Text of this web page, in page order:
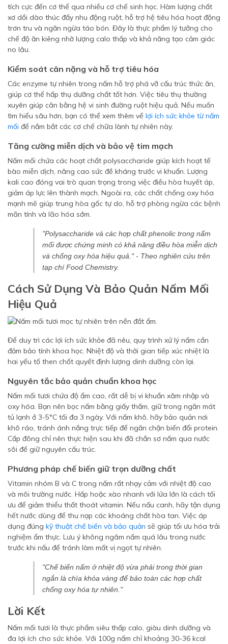
tích cực đến cơ thể qua nhiều cơ chế sinh học. Hàm lượng chất
xơ dồi dào thúc đẩy nhu động ruột, hỗ trợ hệ tiêu hóa hoạt động
trơn tru và ngăn ngừa táo bón. Đây là thực phẩm lý tưởng cho
chế độ ăn kiêng nhờ lượng calo thấp và khả năng tạo cảm giác
no lâu.
Kiểm soát cân nặng và hỗ trợ tiêu hóa
Các enzyme tự nhiên trong nấm hỗ trợ phá vỡ cấu trúc thức ăn,
giúp cơ thể hấp thụ dưỡng chất tốt hơn. Việc tiêu thụ thường
xuyên giúp cân bằng hệ vi sinh đường ruột hiệu quả. Nếu muốn
tìm hiểu sâu hơn, bạn có thể xem thêm về lợi ích sức khỏe từ nấm
mối để nắm bắt các cơ chế chữa lành tự nhiên này.
Tăng cường miễn dịch và bảo vệ tim mạch
Nấm mối chứa các hoạt chất polysaccharide giúp kích hoạt tế
bào miễn dịch, nâng cao sức đề kháng trước vi khuẩn. Lượng
kali cao đóng vai trò quan trọng trong việc điều hòa huyết áp,
giảm áp lực lên thành mạch. Ngoài ra, các chất chống oxy hóa
mạnh mẽ giúp trung hòa gốc tự do, hỗ trợ phòng ngừa các bệnh
mãn tính và lão hóa sớm.
"Polysaccharide và các hợp chất phenolic trong nấm
mối được chứng minh có khả năng điều hòa miễn dịch
và chống oxy hóa hiệu quả." - Theo nghiên cứu trên
tạp chíFood Chemistry.
Cách Sử Dụng Và Bảo Quản Nấm Mối
Hiệu Quả
Để duy trì các lợi ích sức khỏe đã nêu, quy trình xử lý nấm cần
đảm bảo tính khoa học. Nhiệt độ và thời gian tiếp xúc nhiệt là
hai yếu tố then chốt quyết định lượng dinh dưỡng còn lại.
Nguyên tắc bảo quản chuẩn khoa học
Nấm mối tươi chứa độ ẩm cao, rất dễ bị vi khuẩn xâm nhập và
oxy hóa. Bạn nên bọc nấm bằng giấy thấm, giữ trong ngăn mát
tủ lạnh ở 3-5°C tối đa 3 ngày. Với nấm khô, hãy bảo quản nơi
khô ráo, tránh ánh nắng trực tiếp để ngăn chặn biến đổi protein.
Cấp đông chỉ nên thực hiện sau khi đã chần sơ nấm qua nước
sôi để giữ nguyên cấu trúc.
Phương pháp chế biến giữ trọn dưỡng chất
Vitamin nhóm B và C trong nấm rất nhạy cảm với nhiệt độ cao
và môi trường nước. Hấp hoặc xào nhanh với lửa lớn là cách tối
ưu để giảm thiểu thất thoát vitamin. Nếu nấu canh, hãy tận dụng
hết nước dùng để thu nạp các khoáng chất hòa tan. Việc áp
dụng đúng kỹ thuật chế biến và bảo quản sẽ giúp tối ưu hóa trải
nghiệm ẩm thực. Lưu ý không ngâm nấm quá lâu trong nước
trước khi nấu để tránh làm mất vị ngọt tự nhiên.
"Chế biến nấm ở nhiệt độ vừa phải trong thời gian
ngắn là chìa khóa vàng để bảo toàn các hợp chất
chống oxy hóa tự nhiên."
Lời Kết
Nấm mối tươi là thực phẩm siêu thấp calo, giàu dinh dưỡng và
đa lợi ích cho sức khỏe. Với 100g nấm chỉ khoảng 30-36 kcal